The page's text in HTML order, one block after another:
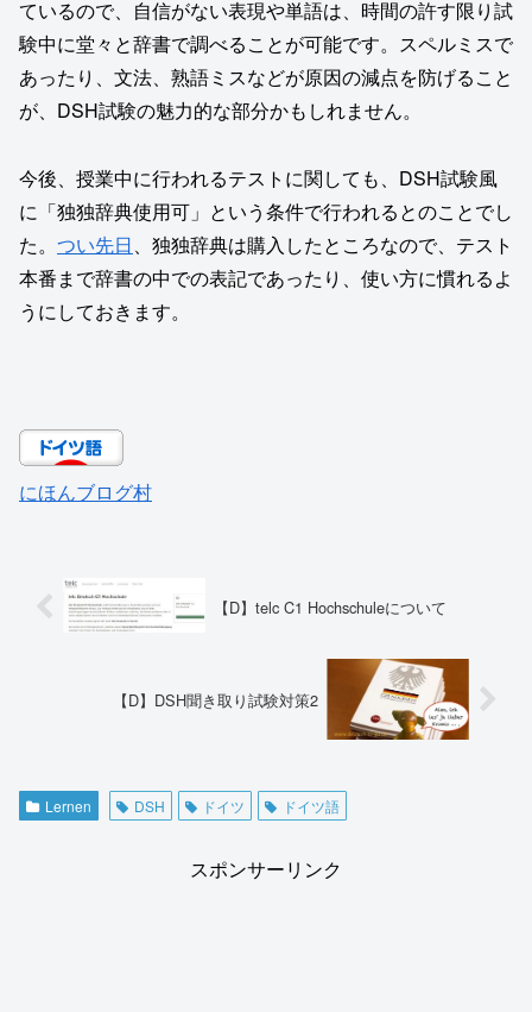
ているので、自信がない表現や単語は、時間の許す限り試
験中に堂々と辞書で調べることが可能です。スペルミスで
あったり、文法、熟語ミスなどが原因の減点を防げること
が、DSH試験の魅力的な部分かもしれません。
今後、授業中に行われるテストに関しても、DSH試験風
に「独独辞典使用可」という条件で行われるとのことでし
た。 つい先日、独独辞典は購入したところなので、テスト
本番まで辞書の中での表記であったり、使い方に慣れるよ
うにしておきます。
にほんブログ村
【D】telc C1 Hochschuleについて
【D】DSH聞き取り試験対策2
Lernen DSH ドイツ ドイツ語
スポンサーリンク